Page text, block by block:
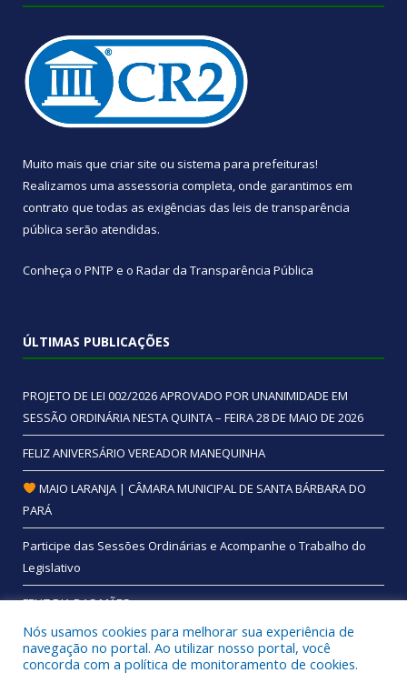
Muito mais que criar site ou sistema para prefeituras!
Realizamos uma assessoria completa, onde garantimos em
contrato que todas as exigências das leis de transparência
pública serão atendidas.
Conheça o PNTP e o Radar da Transparência Pública
ÚLTIMAS PUBLICAÇÕES
PROJETO DE LEI 002/2026 APROVADO POR UNANIMIDADE EM
SESSÃO ORDINÁRIA NESTA QUINTA – FEIRA 28 DE MAIO DE 2026
FELIZ ANIVERSÁRIO VEREADOR MANEQUINHA
MAIO LARANJA | CÂMARA MUNICIPAL DE SANTA BÁRBARA DO
PARÁ
Participe das Sessões Ordinárias e Acompanhe o Trabalho do
Legislativo
FELIZ DIA DAS MÃES
Nós usamos cookies para melhorar sua experiência de
navegação no portal. Ao utilizar nosso portal, você
concorda com a política de monitoramento de cookies.